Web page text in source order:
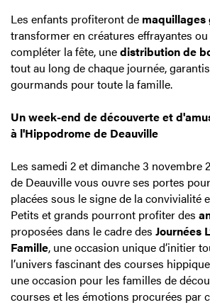
Les enfants profiteront de
transformer en créatures effrayantes
compléter la fête, unedistribution de
tout au long de chaque journée,
gourmands pour toute la famille.
Un week-end de découverte et
à l'Hippodrome de Deauville
Les samedi 2 et dimanche 3 novembre
de Deauville vous ouvre ses portes
placées sous le signe de la convivialité
Petits et grands pourront profiter des
proposées dans le cadre des Journées
Famille, une occasion unique d’initier
l’univers fascinant des courses
une occasion pour les familles de
courses et les émotions procurées par